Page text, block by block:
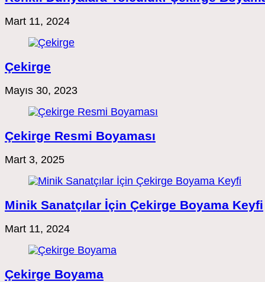
Mart 11, 2024
Çekirge
Mayıs 30, 2023
Çekirge Resmi Boyaması
Mart 3, 2025
Minik Sanatçılar İçin Çekirge Boyama Keyfi
Mart 11, 2024
Çekirge Boyama